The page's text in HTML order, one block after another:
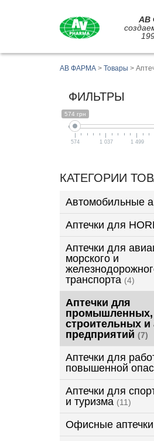
АВ
АВ ФАРМА > Товары >
ФИЛЬТРЫ
574 грн
574 1 037 1 499
КАТЕГОРИИ
Автомобильные
Аптечки для
Аптечки для
морского и
транспорта (4)
Аптечки для
промышленных,
строительных и
предприятий (7)
Аптечки для
повышенной
Аптечки для
и туризма (11)
Офисные аптечки